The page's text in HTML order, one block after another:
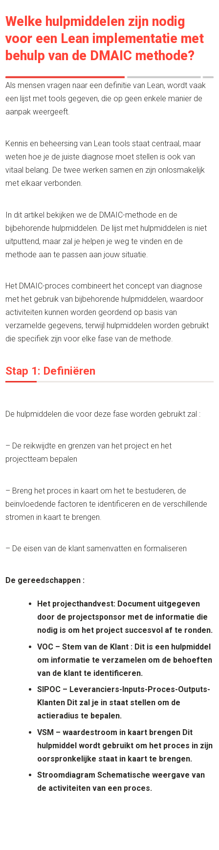
Welke hulpmiddelen zijn nodig
voor een Lean implementatie met
behulp van de DMAIC methode?
Als mensen vragen naar een definitie van Lean, wordt vaak
een lijst met tools gegeven, die op geen enkele manier de
aanpak weergeeft.
Kennis en beheersing van Lean tools staat centraal, maar
weten hoe je de juiste diagnose moet stellen is ook van
vitaal belang. De twee werken samen en zijn onlosmakelijk
met elkaar verbonden.
In dit artikel bekijken we de DMAIC-methode en de
bijbehorende hulpmiddelen. De lijst met hulpmiddelen is niet
uitputtend, maar zal je helpen je weg te vinden en de
methode aan te passen aan jouw situatie.
Het DMAIC-proces combineert het concept van diagnose
met het gebruik van bijbehorende hulpmiddelen, waardoor
activiteiten kunnen worden geordend op basis van
verzamelde gegevens, terwijl hulpmiddelen worden gebruikt
die specifiek zijn voor elke fase van de methode.
Stap 1: Definiëren
De hulpmiddelen die voor deze fase worden gebruikt zal :
– De reikwijdte en grenzen van het project en het
projectteam bepalen
– Breng het proces in kaart om het te bestuderen, de
beïnvloedende factoren te identificeren en de verschillende
stromen in kaart te brengen.
– De eisen van de klant samenvatten en formaliseren
De gereedschappen :
Het projecthandvest: Document uitgegeven
door de projectsponsor met de informatie die
nodig is om het project succesvol af te ronden.
VOC – Stem van de Klant : Dit is een hulpmiddel
om informatie te verzamelen om de behoeften
van de klant te identificeren.
SIPOC – Leveranciers-Inputs-Proces-Outputs-
Klanten Dit zal je in staat stellen om de
actieradius te bepalen.
VSM – waardestroom in kaart brengen Dit
hulpmiddel wordt gebruikt om het proces in zijn
oorspronkelijke staat in kaart te brengen.
Stroomdiagram Schematische weergave van
de activiteiten van een proces.